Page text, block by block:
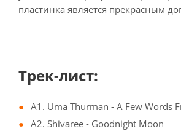
пластинка является прекрасным
Трек-лист:
A1. Uma Thurman - A Few Words
A2. Shivaree - Goodnight Moon